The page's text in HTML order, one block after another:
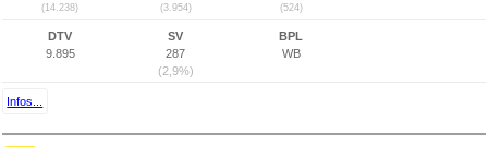
(14.238) (3.954) (524)
DTV
9.895
SV
287
(2,9%)
BPL
WB
Infos...